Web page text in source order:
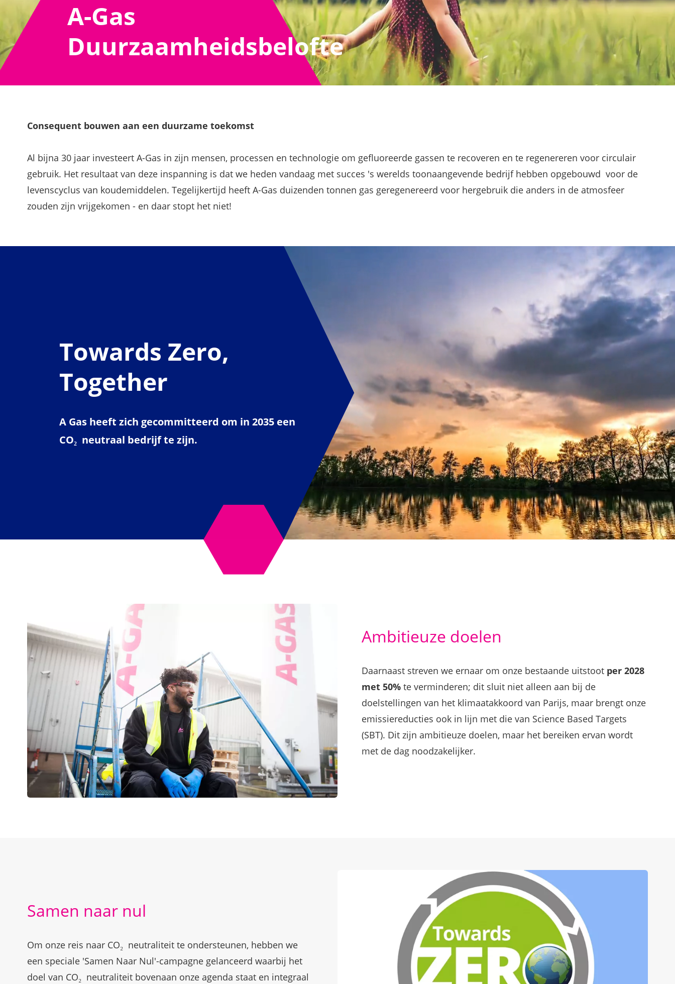
A-Gas
Duurzaamheidsbelofte
Consequent bouwen aan een duurzame toekomst
Al bijna 30 jaar investeert A-Gas in zijn mensen, processen en technologie om gefluoreerde gassen te recoveren en te regenereren voor circulair
gebruik. Het resultaat van deze inspanning is dat we heden vandaag met succes 's werelds toonaangevende bedrijf hebben opgebouwd voor de
levenscyclus van koudemiddelen. Tegelijkertijd heeft A-Gas duizenden tonnen gas geregenereerd voor hergebruik die anders in de atmosfeer
zouden zijn vrijgekomen - en daar stopt het niet!
Towards Zero,
Together
A Gas heeft zich gecommitteerd om in 2035 een
CO₂ neutraal bedrijf te zijn.​​​​​​​
Ambitieuze doelen
Daarnaast streven we ernaar om onze bestaande uitstoot per 2028
met 50% te verminderen; dit sluit niet alleen aan bij de
doelstellingen van het klimaatakkoord van Parijs, maar brengt onze
emissiereducties ook in lijn met die van Science Based Targets
(SBT). Dit zijn ambitieuze doelen, maar het bereiken ervan wordt
met de dag noodzakelijker.
Samen naar nul
Om onze reis naar CO₂ neutraliteit te ondersteunen, hebben we
een speciale 'Samen Naar Nul'-campagne gelanceerd waarbij het
doel van CO₂ neutraliteit bovenaan onze agenda staat en integraal